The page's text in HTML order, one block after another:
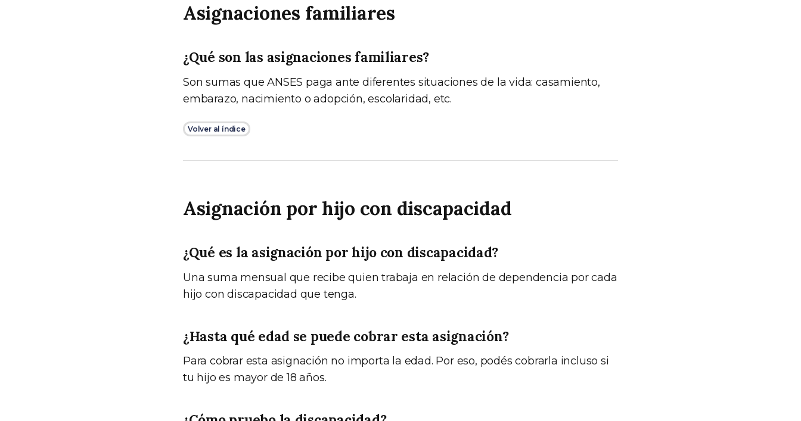
Asignaciones familiares
¿Qué son las asignaciones familiares?
Son sumas que ANSES paga ante diferentes situaciones de la vida: casamiento,
embarazo, nacimiento o adopción, escolaridad, etc.
Volver al índice
Asignación por hijo con discapacidad
¿Qué es la asignación por hijo con discapacidad?
Una suma mensual que recibe quien trabaja en relación de dependencia por cada
hijo con discapacidad que tenga.
¿Hasta qué edad se puede cobrar esta asignación?
Para cobrar esta asignación no importa la edad. Por eso, podés cobrarla incluso si
tu hijo es mayor de 18 años.